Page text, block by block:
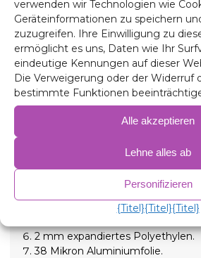
verwenden wir Technologien wie
Geräteinformationen zu speichern
zuzugreifen. Ihre Einwilligung zu
ermöglicht es uns, Daten wie Ihr
eindeutige Kennungen auf dieser
Die Verweigerung oder der Widerruf
bestimmte Funktionen
Alle akzeptieren
Lehne alles ab
Personifizieren
{Titel}{Titel}{Titel}
Hochwertige 9-lagige
Verdunkelungsrollos isolieren
niedrige Temperaturen und
Komfort im Inneren und
erholsame Nächte. Wird mit
Saugnäpfen mit hoher Saugkraft
Zusammensetzung
2 mm expandiertes Polyethylen.
38 Mikron Aluminiumfolie zur
2 mm expandiertes Polyethylen.
2 mm expandiertes Polyethylen.
38 Mikron Aluminiumfolie.